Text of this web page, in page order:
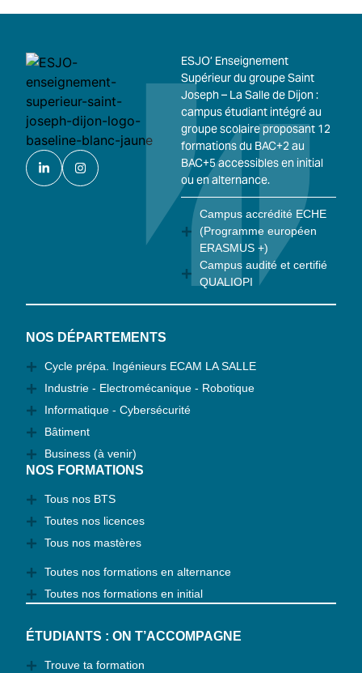
ESJO’ Enseignement
Supérieur du groupe Saint
Joseph – La Salle de Dijon :
campus étudiant intégré au
groupe scolaire proposant 12
formations du BAC+2 au
BAC+5 accessibles en initial
ou en alternance.
Campus accrédité ECHE
(Programme européen
ERASMUS +)
Campus audité et certifié
QUALIOPI
NOS DÉPARTEMENTS
Cycle prépa. Ingénieurs ECAM LA SALLE
Industrie - Electromécanique - Robotique
Informatique - Cybersécurité
Bâtiment
Business (à venir)
NOS FORMATIONS
Tous nos BTS
Toutes nos licences
Tous nos mastères
Toutes nos formations en alternance
Toutes nos formations en initial
ÉTUDIANTS : ON T’ACCOMPAGNE
Trouve ta formation